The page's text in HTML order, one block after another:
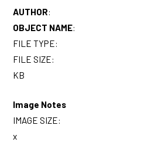
AUTHOR:
OBJECT NAME:
FILE TYPE:
FILE SIZE:
KB
Image Notes
IMAGE SIZE:
x